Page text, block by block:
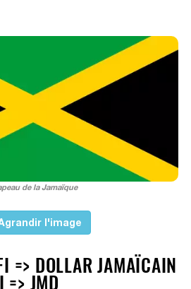
de la Jamaïque
l'image
=> DOLLAR JAMAÏCAIN
=> JMD